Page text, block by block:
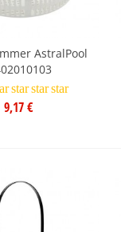
AstralPool
starstarstar
9,17 €